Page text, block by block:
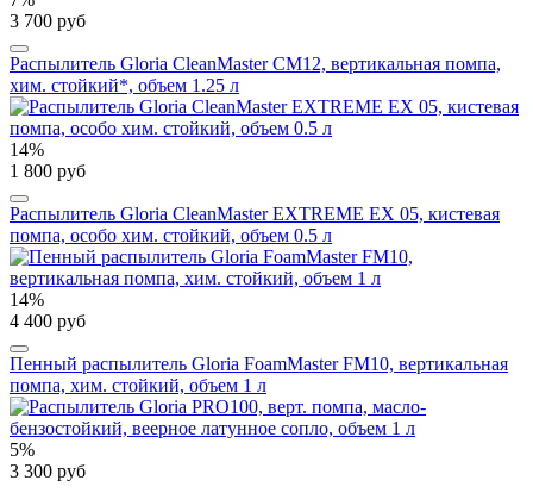
3 700 руб
Распылитель Gloria CleanMaster CM12, вертикальная помпа,
хим. стойкий*, объем 1.25 л
14%
1 800 руб
Распылитель Gloria CleanMaster EXTREME EX 05, кистевая
помпа, особо хим. стойкий, объем 0.5 л
14%
4 400 руб
Пенный распылитель Gloria FoamMaster FM10, вертикальная
помпа, хим. стойкий, объем 1 л
5%
3 300 руб